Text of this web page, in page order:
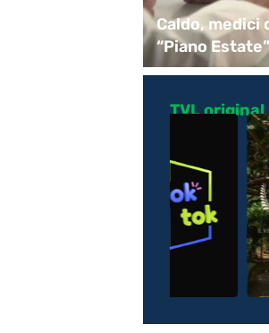
Caldo, medici
“Piano Estate”
TVL original